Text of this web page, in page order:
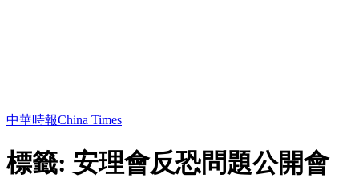
中華時報China Times
標籤: 安理會反恐問題公開會